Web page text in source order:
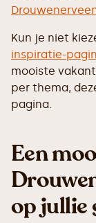
Kun je niet
inspiratie-
mooiste
per thema,
pagina.
Een
op jullie